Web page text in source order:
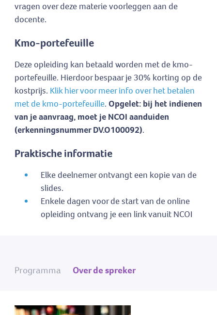
vragen over deze materie voorleggen aan de
docente.
Kmo-portefeuille
Deze opleiding kan betaald worden met de kmo-
portefeuille. Hierdoor bespaar je 30% korting op de
kostprijs. Klik hier voor meer info over het betalen
met de kmo-portefeuille. Opgelet: bij het indienen
van je aanvraag, moet je NCOI aanduiden
(erkenningsnummer DV.O100092).
Praktische informatie
Elke deelnemer ontvangt een kopie van de
slides.
Enkele dagen voor de start van de online
opleiding ontvang je een link vanuit NCOI
Programma Over de spreker